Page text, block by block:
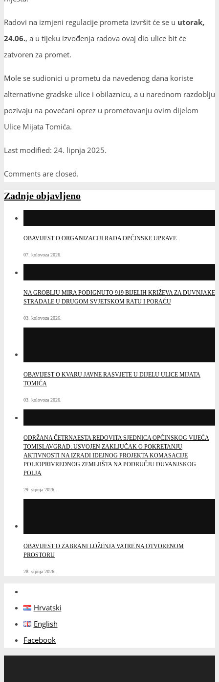
Radovi na izmjeni regulacije prometa izvršit će se u utorak,
24.06., a u tijeku izvođenja radova ovaj dio ulice bit će
zatvoren za promet.
Mole se sudionici u prometu da navedenog dana koriste
alternativne gradske ulice i obilaznicu, a u narednom razdoblju
pozivaju na povećani oprez u prometovanju ovim dijelom
Ulice Mijata Tomića.
Last modified: 24. lipnja 2025.
Comments are closed.
Zadnje objavljeno
OBAVIJEST O ORGANIZACIJI RADA OPĆINSKE UPRAVE
07. kolovoza 2026.
NA GROBLJU MIRA PODIGNUTO 919 BIJELIH KRIŽEVA ZA DUVNJAKE
STRADALE U DRUGOM SVJETSKOM RATU I PORAĆU
03. kolovoza 2026.
OBAVIJEST O KVARU JAVNE RASVJETE U DIJELU ULICE MIJATA
TOMIĆA
03. kolovoza 2026.
ODRŽANA ČETRNAESTA REDOVITA SJEDNICA OPĆINSKOG VIJEĆA
TOMISLAVGRAD: USVOJEN ZAKLJUČAK O POKRETANJU
AKTIVNOSTI NA IZRADI IDEJNOG PROJEKTA KOMASACIJE
POLJOPRIVREDNOG ZEMLJIŠTA NA PODRUČJU DUVANJSKOG
POLJA
29. srpnja 2026.
OBAVIJEST O ZABRANI LOŽENJA VATRE NA OTVORENOM
PROSTORU
28. srpnja 2026.
Hrvatski
English
Facebook